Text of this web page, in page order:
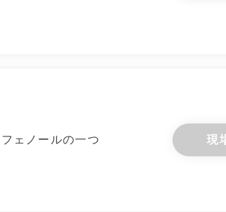
ェノールの一つ 現